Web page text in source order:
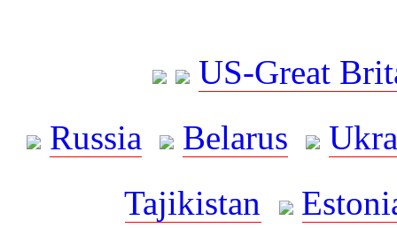
US-Great
Russia
Belarus
Tajikistan